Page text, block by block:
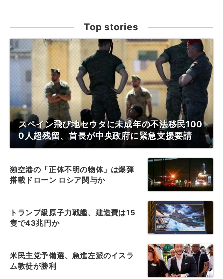
Top stories
スペイン飛び地セウタに未成年の不法移民100
0人超残留、首長が中央政府に緊急支援要請
独空港の「正体不明の物体」は爆弾
搭載ドローン ロシア関与か
トランプ級原子力戦艦、建造費は15
隻で43兆円か
米民主党予備選、急進左派のイスラ
ム教徒が勝利